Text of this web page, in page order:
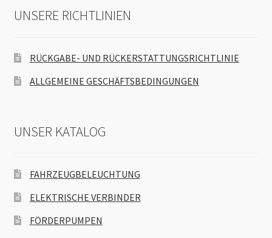
UNSERE RICHTLINIEN
RÜCKGABE- UND RÜCKERSTATTUNGSRICHTLINIE
ALLGEMEINE GESCHÄFTSBEDINGUNGEN
UNSER KATALOG
FAHRZEUGBELEUCHTUNG
ELEKTRISCHE VERBINDER
FÖRDERPUMPEN